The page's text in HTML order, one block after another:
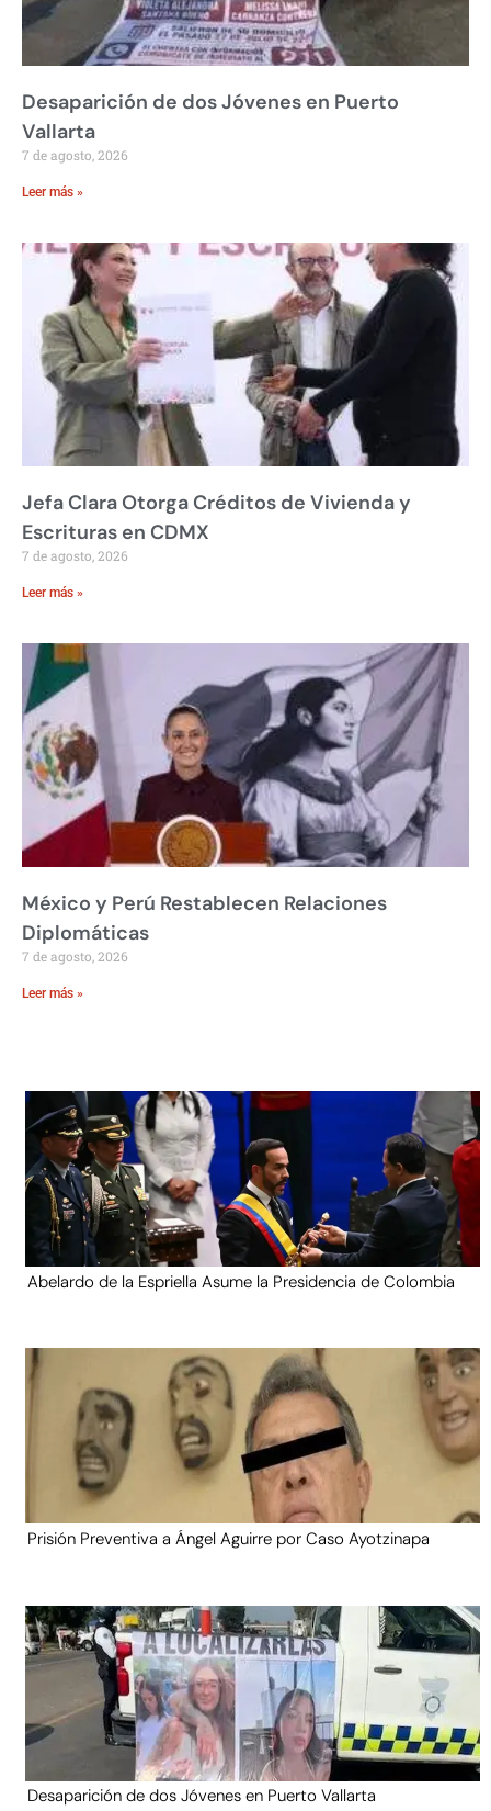
Desaparición de dos Jóvenes en Puerto
Vallarta
7 de agosto, 2026
Leer más »
Jefa Clara Otorga Créditos de Vivienda y
Escrituras en CDMX
7 de agosto, 2026
Leer más »
México y Perú Restablecen Relaciones
Diplomáticas
7 de agosto, 2026
Leer más »
Abelardo de la Espriella Asume la Presidencia de Colombia
Prisión Preventiva a Ángel Aguirre por Caso Ayotzinapa
Desaparición de dos Jóvenes en Puerto Vallarta